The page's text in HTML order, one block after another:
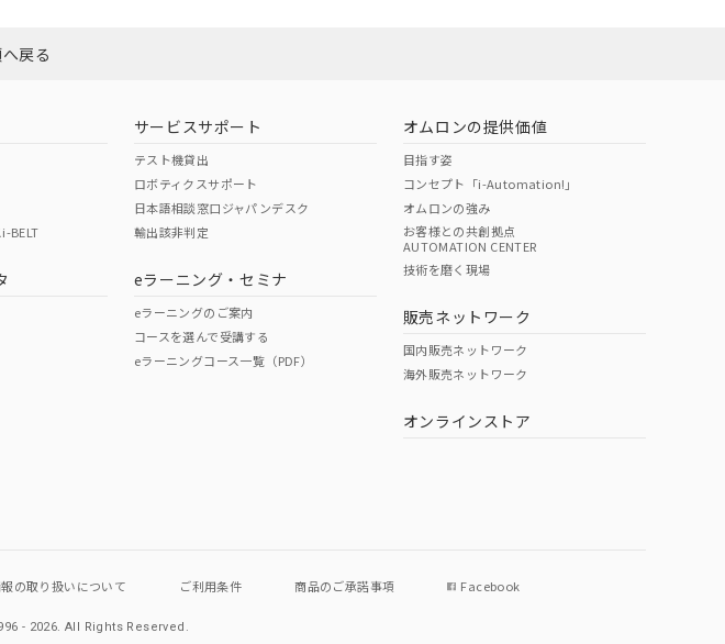
O O
ます。
戻る
BELT
サービスサポート
テスト機貸出
ロボティクスサポート
日本語相談窓口ジャパンデスク
輸出該非判定
eラーニング・セミナ
eラーニングのご案内
コースを選んで受講する
eラーニングコース一覧（PDF）
オムロンの提供価値
目指す姿
コンセプト「i-Automation!」
オムロンの強み
お客様との共創拠点
AUTOMATION CENTER
技術を磨く現場
販売ネットワーク
国内販売ネットワーク
海外販売ネットワーク
オンラインストア
の取り扱いについて ご利用条件 商品のご承諾事項 Facebook
- 2026.All Rights Reserved.